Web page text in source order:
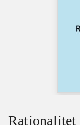
Rationalitet